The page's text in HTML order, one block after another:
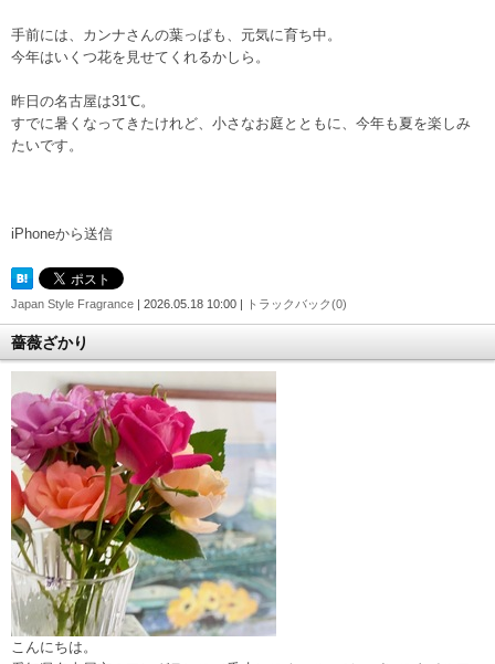
手前には、カンナさんの葉っぱも、元気に育ち中。
今年はいくつ花を見せてくれるかしら。
昨日の名古屋は31℃。
すでに暑くなってきたけれど、小さなお庭とともに、今年も夏を楽しみ
たいです。
iPhoneから送信
Japan Style Fragrance | 2026.05.18 10:00 | トラックバック(0)
薔薇ざかり
こんにちは。